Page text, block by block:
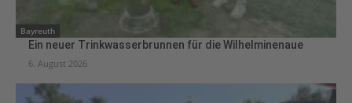
Bayreuth
Ein neuer Trinkwasserbrunnen für die Wilhelminenaue
6. August 2026